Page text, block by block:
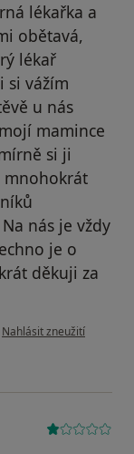
lékařka a
obětavá,
lékař
si vážím
u nás
mamince
si ji
mnohokrát
nás je vždy
je o
děkuji za
podle názoru uživatele
Nahlásit zneužití